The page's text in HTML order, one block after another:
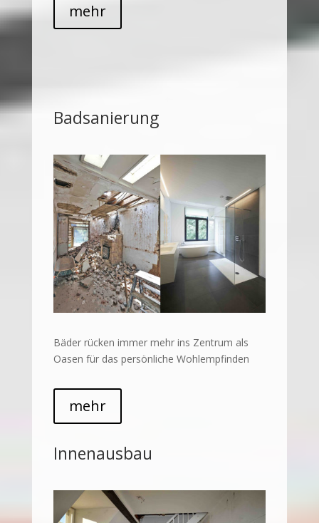
mehr
Badsanierung
Bäder rücken immer mehr ins Zentrum als
Oasen für das persönliche Wohlempfinden
mehr
Innenausbau